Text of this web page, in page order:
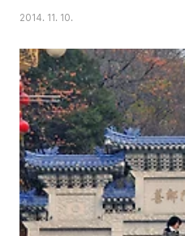
2014. 11. 10.